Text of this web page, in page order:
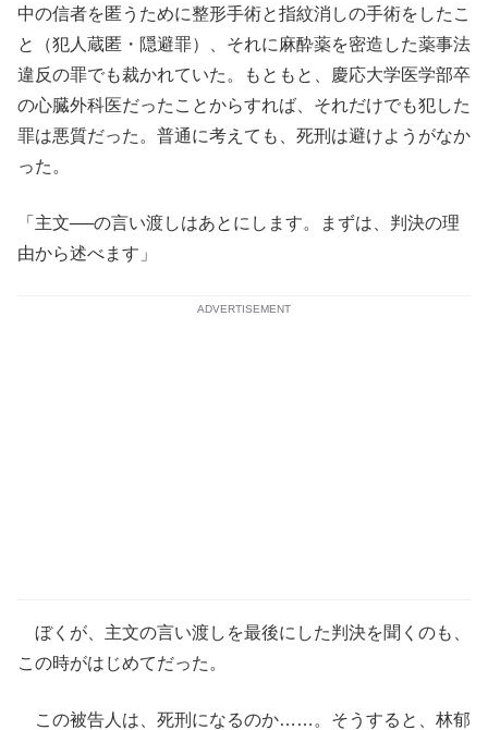
中の信者を匿うために整形手術と指紋消しの手術をしたこ
と（犯人蔵匿・隠避罪）、それに麻酔薬を密造した薬事法
違反の罪でも裁かれていた。もともと、慶応大学医学部卒
の心臓外科医だったことからすれば、それだけでも犯した
罪は悪質だった。普通に考えても、死刑は避けようがなか
った。
「主文──の言い渡しはあとにします。まずは、判決の理
由から述べます」
ADVERTISEMENT
ぼくが、主文の言い渡しを最後にした判決を聞くのも、
この時がはじめてだった。
この被告人は、死刑になるのか……。そうすると、林郁